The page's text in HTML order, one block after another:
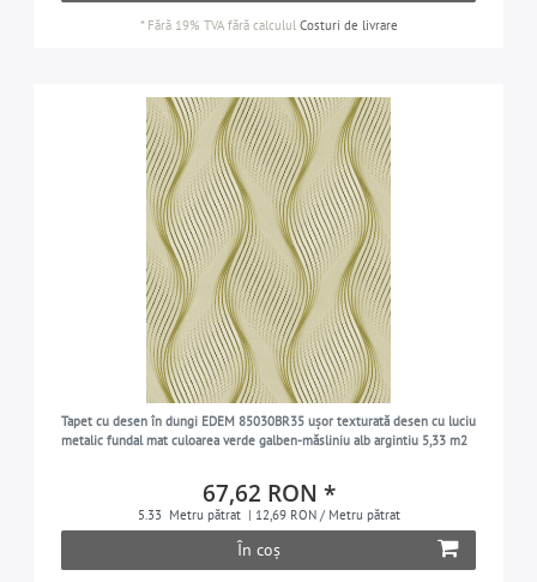
* Fără 19% TVAfără calculul Costuri de livrare
Tapet cu desen în dungi EDEM 85030BR35 ușor texturată desen cu luciu
metalic fundal mat culoarea verde galben-măsliniu alb argintiu 5,33 m2
67,62 RON *
5.33 Metru pătrat | 12,69 RON / Metru pătrat
În coș